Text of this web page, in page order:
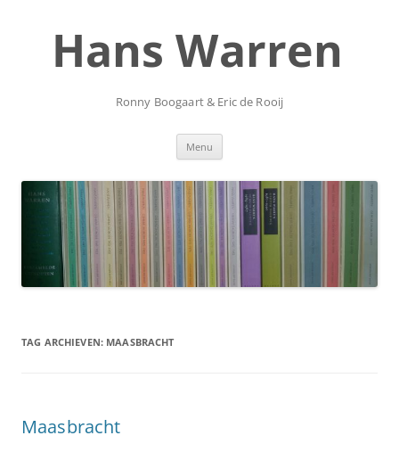
inhoudHans Warren
Ronny Boogaart & Eric de Rooij
Menu
TAG ARCHIEVEN: MAASBRACHT
Maasbracht